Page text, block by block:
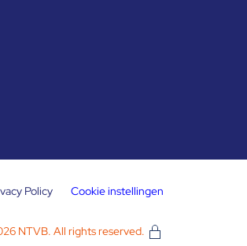
Policy Cookie instellingen
NTVB. All rights reserved.